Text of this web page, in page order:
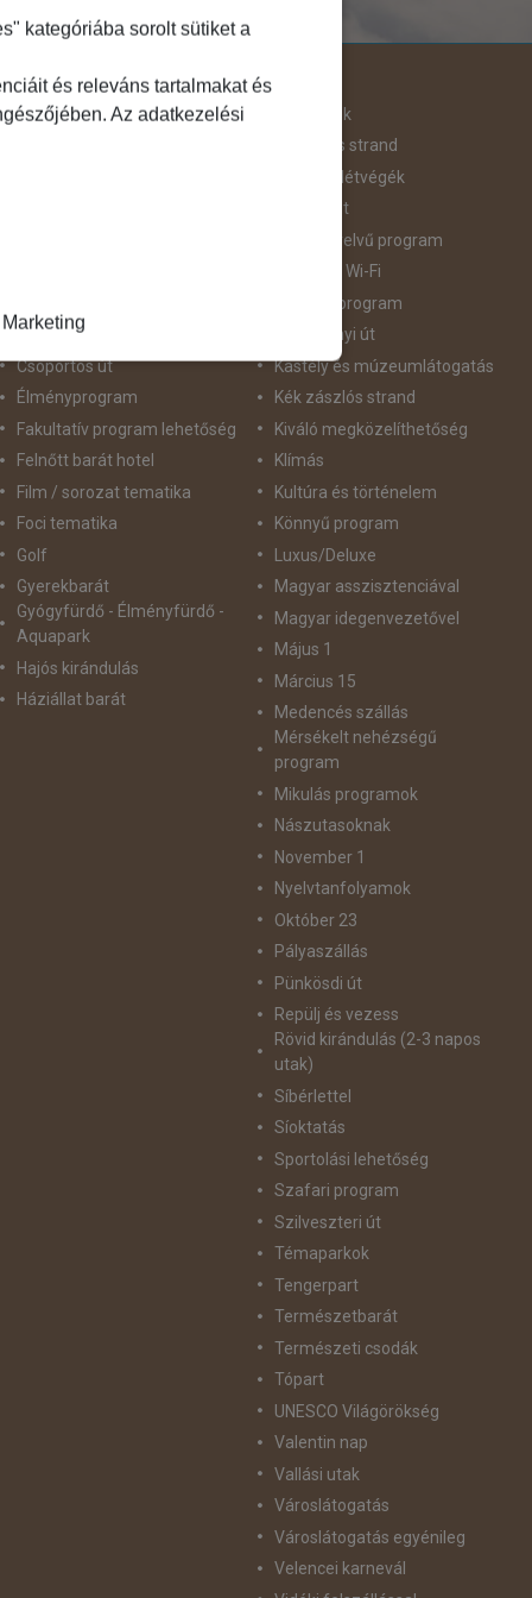
Útjellemző
Adventi út
Csillagtúra
Csoportos út
Élményprogram
Fakultatív program lehetőség
Felnőtt barát hotel
Film / sorozat tematika
Foci tematika
Golf
Gyerekbarát
Gyógyfürdő - Élményfürdő -
Aquapark
Hajós kirándulás
Háziállat barát
Hegyvidék
Homokos strand
Hosszú Hétvégék
Húsvéti út
idegennyelvű program
Ingyenes Wi-Fi
Intenzív program
Karácsonyi út
Kastély és múzeumlátogatás
Kék zászlós strand
Kiváló megközelíthetőség
Klímás
Kultúra és történelem
Könnyű program
Luxus/Deluxe
Magyar asszisztenciával
Magyar idegenvezetővel
Május 1
Március 15
Medencés szállás
Mérsékelt nehézségű
program
Mikulás programok
Nászutasoknak
November 1
Nyelvtanfolyamok
Október 23
Pályaszállás
Pünkösdi út
Repülj és vezess
Rövid kirándulás (2-3 napos
utak)
Síbérlettel
Síoktatás
Sportolási lehetőség
Szafari program
Szilveszteri út
Témaparkok
Tengerpart
Természetbarát
Természeti csodák
Tópart
UNESCO Világörökség
Valentin nap
Vallási utak
Városlátogatás
Városlátogatás egyénileg
Velencei karnevál
kategóriába sorolt sütiket a
és releváns tartalmakat és
Az adatkezelési
Marketing